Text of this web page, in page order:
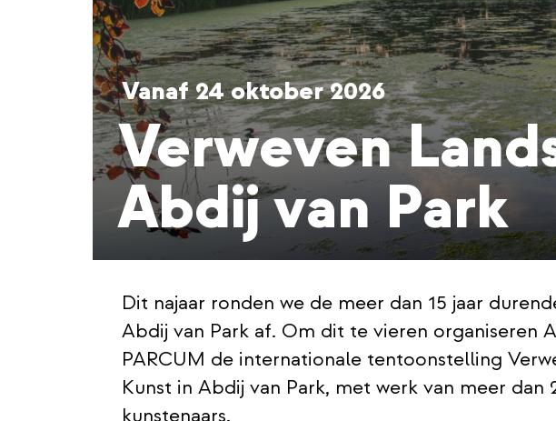
Vanaf 24 oktober 2026
​Verweven
Abdij van Park ​
Dit najaar ronden we de meer dan 15 jaar
Abdij van Park af. Om dit te vieren organiseren
PARCUM de internationale tentoonstelling
Kunst in Abdij van Park, met werk van meer dan
kunstenaars.